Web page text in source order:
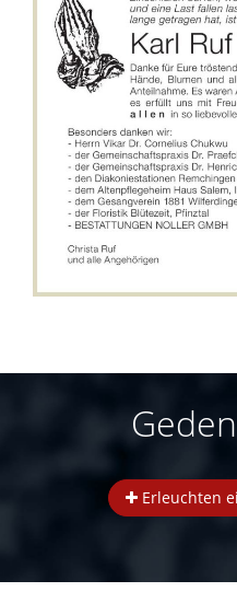
Erleuchten